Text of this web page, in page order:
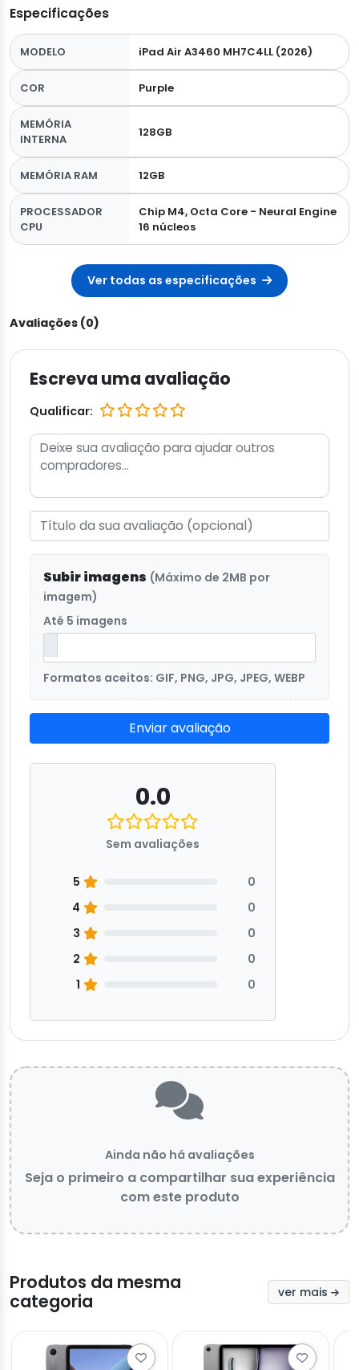
Especificações
MODELO iPad Air A3460 MH7C4LL (2026)
COR Purple
MEMÓRIA
INTERNA
128GB
MEMÓRIA RAM 12GB
PROCESSADOR
CPU
Chip M4, Octa Core - Neural Engine
16 núcleos
Ver todas as especificações
Avaliações (0)
Escreva uma avaliação
Qualificar:
Subir imagens (Máximo de 2MB por
imagem)
Até 5 imagens
Formatos aceitos: GIF, PNG, JPG, JPEG, WEBP
Enviar avaliação
0.0
Sem avaliações
5
0
4
0
3
0
2
0
1
0
Ainda não há avaliações
Seja o primeiro a compartilhar sua experiência
com este produto
Produtos da mesma
categoria
ver mais